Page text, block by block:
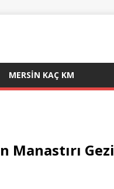
MERSIN KAÇ KM
Manastırı Gezi